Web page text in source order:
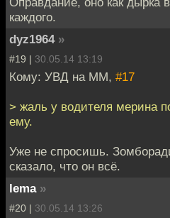
каждого.
dyz1964 »
#19 | 30.05.14 13:19
Кому: УВД на ММ, #17
> жаль у водителя мерина
ему.
Уже не спросишь.
сказало, что он всё.
lema »
#20 | 30.05.14 13:26